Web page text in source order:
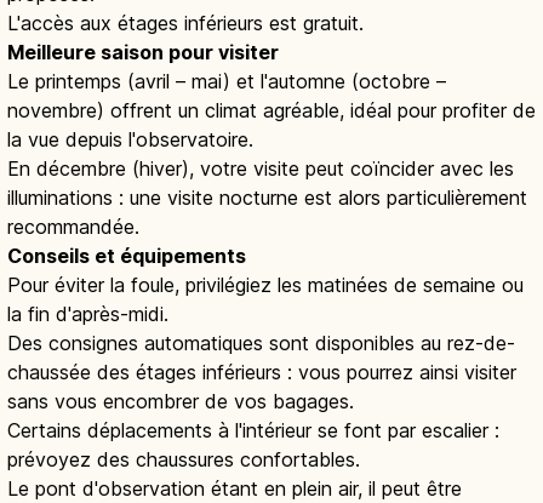
L'accès aux étages inférieurs est gratuit.
Meilleure saison pour visiter
Le printemps (avril – mai) et l'automne (octobre –
novembre) offrent un climat agréable, idéal pour profiter de
la vue depuis l'observatoire.
En décembre (hiver), votre visite peut coïncider avec les
illuminations : une visite nocturne est alors particulièrement
recommandée.
Conseils et équipements
Pour éviter la foule, privilégiez les matinées de semaine ou
la fin d'après-midi.
Des consignes automatiques sont disponibles au rez-de-
chaussée des étages inférieurs : vous pourrez ainsi visiter
sans vous encombrer de vos bagages.
Certains déplacements à l'intérieur se font par escalier :
prévoyez des chaussures confortables.
Le pont d'observation étant en plein air, il peut être